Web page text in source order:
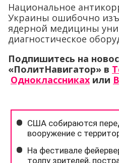
Национальное
Украины ошибочно
ядерной медицины
диагностическое
Подпишитесь на
«ПолитНавигатор» в
Одноклассниках или